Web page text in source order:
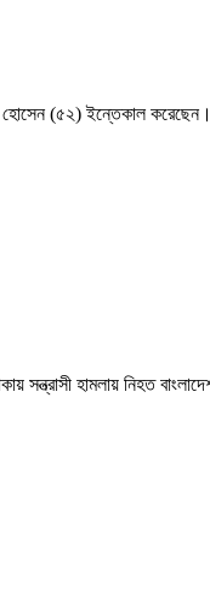
হোসেন (৫২) ইন্তেকাল
হামলায় নিহত বাংলাদেশ